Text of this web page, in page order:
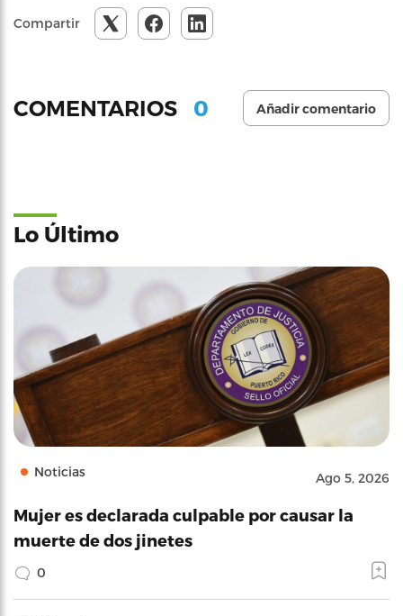
Compartir
COMENTARIOS 0 Añadir comentario
Lo Último
Noticias Ago 5, 2026
Mujer es declarada culpable por causar la
muerte de dos jinetes
0